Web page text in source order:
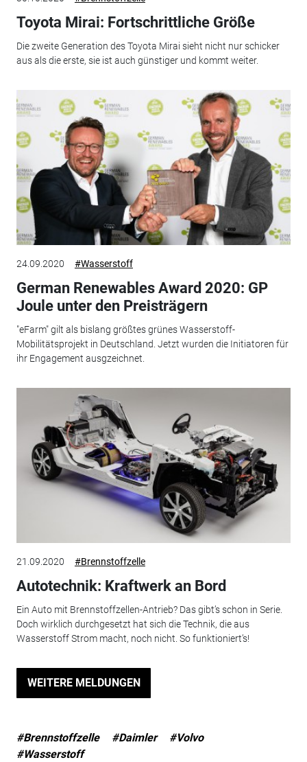
Toyota Mirai: Fortschrittliche Größe
Die zweite Generation des Toyota Mirai sieht nicht nur schicker
aus als die erste, sie ist auch günstiger und kommt weiter.
24.09.2020 #Wasserstoff
German Renewables Award 2020: GP
Joule unter den Preisträgern
"eFarm" gilt als bislang größtes grünes Wasserstoff-
Mobilitätsprojekt in Deutschland. Jetzt wurden die Initiatoren für
ihr Engagement ausgzeichnet.
21.09.2020 #Brennstoffzelle
Autotechnik: Kraftwerk an Bord
Ein Auto mit Brennstoffzellen-Antrieb? Das gibt’s schon in Serie.
Doch wirklich durchgesetzt hat sich die Technik, die aus
Wasserstoff Strom macht, noch nicht. So funktioniert’s!
WEITERE MELDUNGEN
#Brennstoffzelle #Daimler
#Volvo
#Wasserstoff